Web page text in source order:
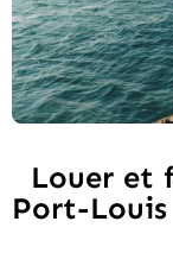
Louer et
Port-Louis